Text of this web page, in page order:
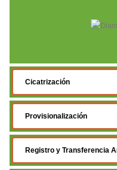
Cicatrización
Provisionalización
Registro y Transferencia